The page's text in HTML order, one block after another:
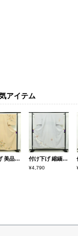
アイテム
付け下げ 美品 しつけ糸付き 縮緬 正絹 木の葉・植物柄 袷仕立て 身丈157.5cm 裄丈67cm リサイクル着物 着物 刺繍 共八掛 金彩 七五三 フォーマル 紅葉 ベージュ 付け下げ 縮緬 正絹 古典柄 袷仕立て 身丈149cm 裄丈63cm リサイクル着物 着物 入学式 卒業式 七五三 お宮参り フォーマル シンプル 上品 グレー
¥4,790